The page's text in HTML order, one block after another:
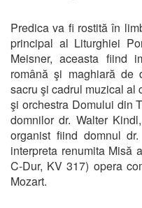
Predica va fi rostită în
principal al Liturghiei
Meisner, aceasta fiind
română şi maghiară de
sacru şi cadrul muzical al
şi orchestra Domului din
domnilor dr. Walter
organist fiind domnul
interpreta renumita Misă
C-Dur, KV 317) opera
Mozart.